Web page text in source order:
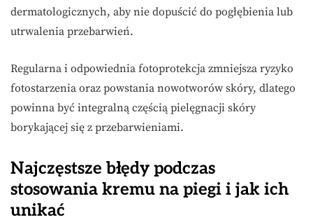
dermatologicznych, aby nie dopuścić do pogłębienia lub
utrwalenia przebarwień.
Regularna i odpowiednia fotoprotekcja zmniejsza ryzyko
fotostarzenia oraz powstania nowotworów skóry, dlatego
powinna być integralną częścią pielęgnacji skóry
borykającej się z przebarwieniami.
Najczęstsze błędy podczas
stosowania kremu na piegi i jak ich
unikać